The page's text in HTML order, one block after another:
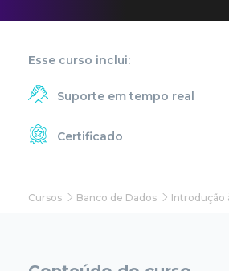
Esse curso inclui:
Suporte em tempo real
Certificado
Cursos Banco de Dados Introdução